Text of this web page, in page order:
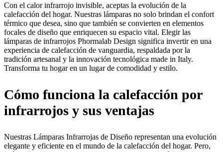
Con el calor infrarrojo invisible, aceptas la evolución de la
calefacción del hogar. Nuestras lámparas no solo brindan el confort
térmico que desea, sino que también se convierten en elementos
focales de diseño que enriquecen su espacio vital. Elegir las
lámparas de infrarrojos Phormalab Design significa invertir en una
experiencia de calefacción de vanguardia, respaldada por la
tradición artesanal y la innovación tecnológica made in Italy.
Transforma tu hogar en un lugar de comodidad y estilo.
Cómo funciona la calefacción por
infrarrojos y sus ventajas
Nuestras Lámparas Infrarrojas de Diseño representan una evolución
elegante y eficiente en el mundo de la calefacción del hogar. Pero,